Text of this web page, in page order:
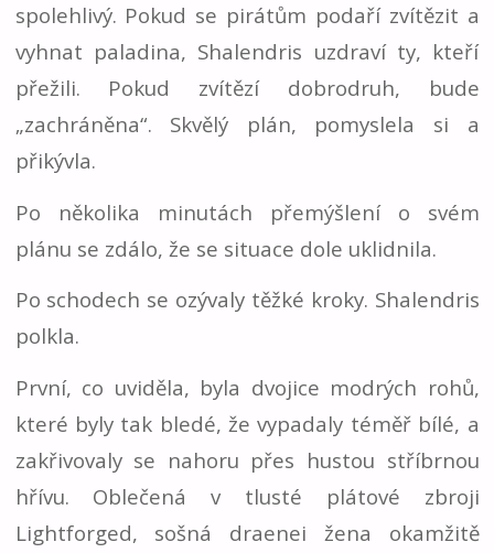
spolehlivý. Pokud se pirátům podaří zvítězit a
vyhnat paladina, Shalendris uzdraví ty, kteří
přežili. Pokud zvítězí dobrodruh, bude
„zachráněna“. Skvělý plán, pomyslela si a
přikývla.
Po několika minutách přemýšlení o svém
plánu se zdálo, že se situace dole uklidnila.
Po schodech se ozývaly těžké kroky. Shalendris
polkla.
První, co uviděla, byla dvojice modrých rohů,
které byly tak bledé, že vypadaly téměř bílé, a
zakřivovaly se nahoru přes hustou stříbrnou
hřívu. Oblečená v tlusté plátové zbroji
Lightforged, sošná draenei žena okamžitě